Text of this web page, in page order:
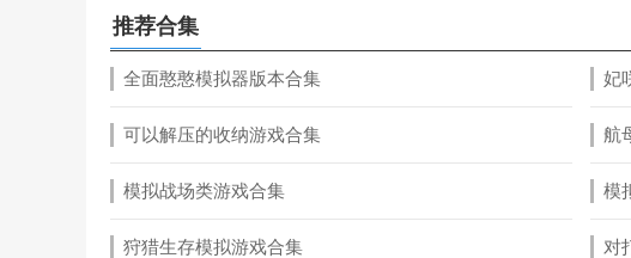
推荐合集
全面憨憨模拟器版本合集 妃
可以解压的收纳游戏合集 航
模拟战场类游戏合集 模
狩猎生存模拟游戏合集 对